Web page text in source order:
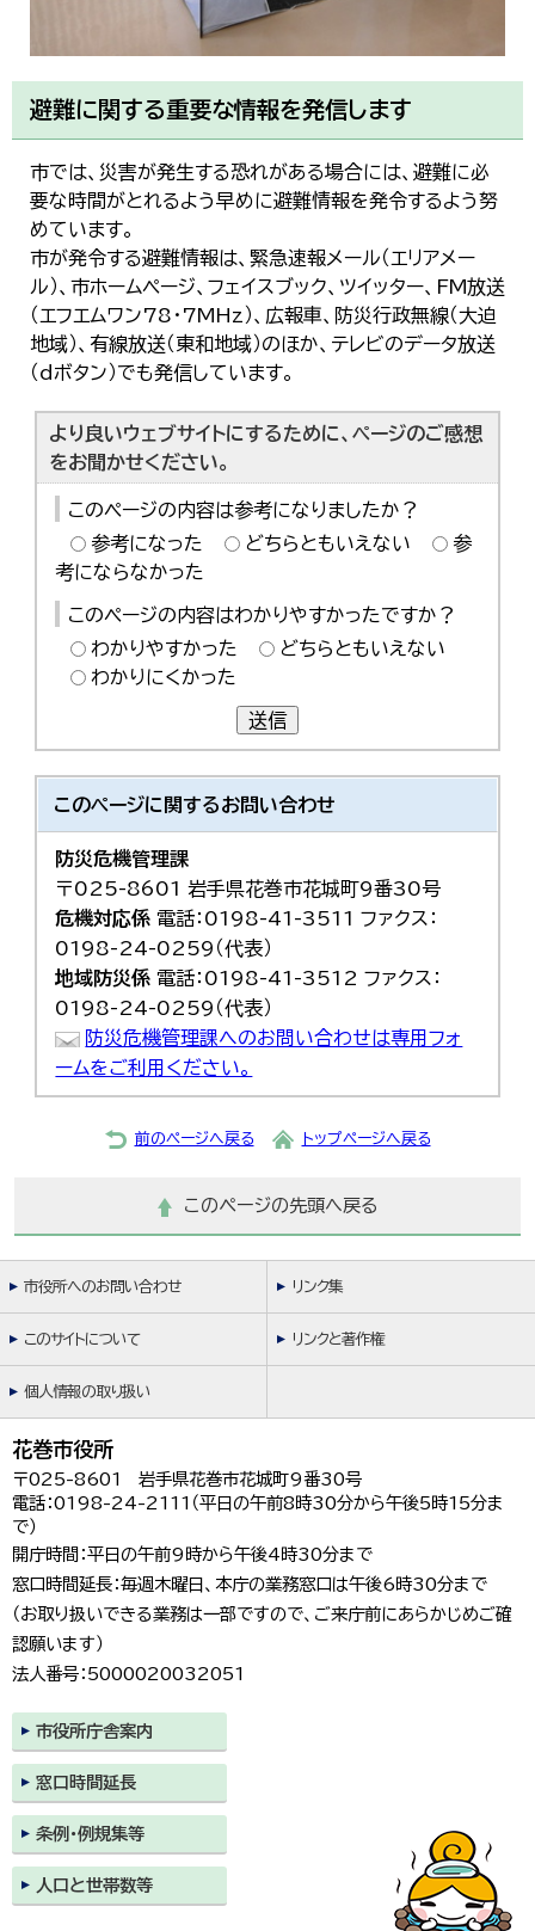
避難に関する重要な情報を発信します
市では、災害が発生する恐れがある場合には、避難に必
要な時間がとれるよう早めに避難情報を発令するよう努
めています。
市が発令する避難情報は、緊急速報メール（エリアメー
ル）、市ホームページ、フェイスブック、ツイッター、FM放送
（エフエムワン78・7MHz）、広報車、防災行政無線（大迫
地域）、有線放送（東和地域）のほか、テレビのデータ放送
（dボタン）でも発信しています。
より良いウェブサイトにするために、ページのご感想
をお聞かせください。
このページの内容は参考になりましたか？
参考になった
どちらともいえない
参
考にならなかった
このページの内容はわかりやすかったですか？
わかりやすかった
どちらともいえない
わかりにくかった
送信
このページに関するお問い合わせ
防災危機管理課
〒025-8601 岩手県花巻市花城町9番30号
危機対応係 電話：0198-41-3511 ファクス：
0198-24-0259（代表）
地域防災係 電話：0198-41-3512 ファクス：
0198-24-0259（代表）
防災危機管理課へのお問い合わせは専用フォ
ームをご利用ください。
前のページへ戻る トップページへ戻る
このページの先頭へ戻る
市役所へのお問い合わせ リンク集
このサイトについて リンクと著作権
個人情報の取り扱い
花巻市役所
〒025-8601 岩手県花巻市花城町9番30号
電話：0198-24-2111（平日の午前8時30分から午後5時15分ま
で）
開庁時間：平日の午前9時から午後4時30分まで
窓口時間延長：毎週木曜日、本庁の業務窓口は午後6時30分まで
（お取り扱いできる業務は一部ですので、ご来庁前にあらかじめご確
認願います）
法人番号：5000020032051
市役所庁舎案内
窓口時間延長
条例・例規集等
人口と世帯数等